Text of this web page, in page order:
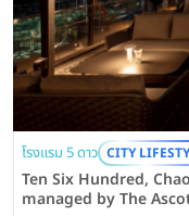
โรงแรม 5 ดาว CITY
Ten Six Hundred,
managed by The